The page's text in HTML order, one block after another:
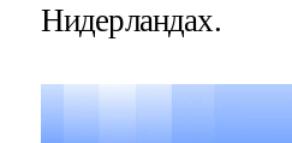
Нидерландах.